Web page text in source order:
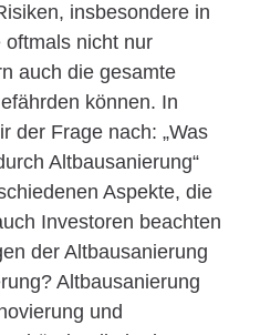
insbesondere in
oftmals nicht nur
auch die gesamte
können. In
der Frage nach: „Was
Altbausanierung“
Aspekte, die
Investoren beachten
der Altbausanierung
Altbausanierung
und